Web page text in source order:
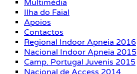
Multimédia
Ilha do Faial
Apoios
Contactos
Regional Indoor Apneia 2016
Nacional Indoor Apneia 2015
Camp. Portugal Juvenis 2015
Nacional de Access 2014